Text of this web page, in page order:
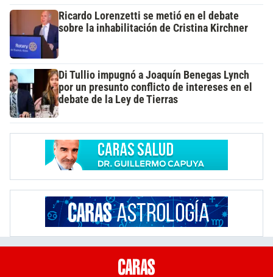
Ricardo Lorenzetti se metió en el debate
sobre la inhabilitación de Cristina Kirchner
Di Tullio impugnó a Joaquín Benegas Lynch
por un presunto conflicto de intereses en el
debate de la Ley de Tierras